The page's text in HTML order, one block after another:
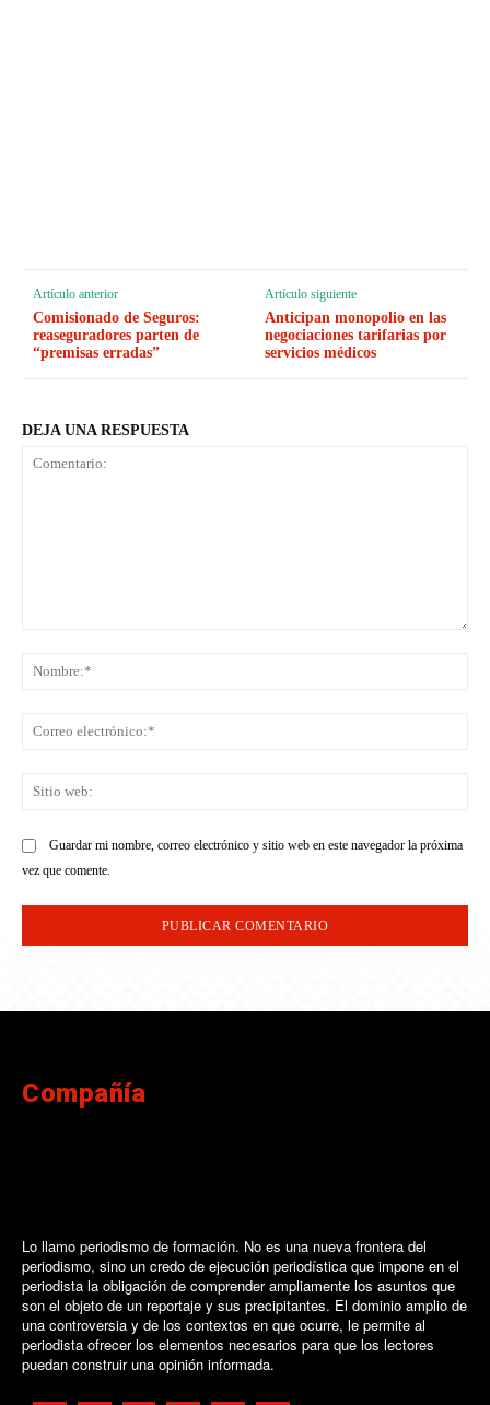
Artículo anterior
Comisionado de Seguros:
reaseguradores parten de
“premisas erradas”
Artículo siguiente
Anticipan monopolio en las
negociaciones tarifarias por
servicios médicos
DEJA UNA RESPUESTA
Guardar mi nombre, correo electrónico y sitio web en este navegador la próxima
vez que comente.
Compañía
Lo llamo periodismo de formación. No es una nueva frontera del
periodismo, sino un credo de ejecución periodística que impone en el
periodista la obligación de comprender ampliamente los asuntos que
son el objeto de un reportaje y sus precipitantes. El dominio amplio de
una controversia y de los contextos en que ocurre, le permite al
periodista ofrecer los elementos necesarios para que los lectores
puedan construir una opinión informada.